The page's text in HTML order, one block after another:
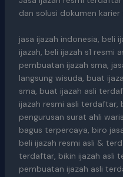
dan solusi dokumen
jasa ijazah indonesia, beli
ijazah, beli ijazah s1 resmi
pembuatan ijazah sma,
langsung wisuda, buat
sma, buat ijazah asli
ijazah resmi asli terdaftar,
pengurusan surat ahli
bagus terpercaya, biro
beli ijazah resmi asli &
terdaftar, bikin ijazah asli
pembuatan ijazah asli